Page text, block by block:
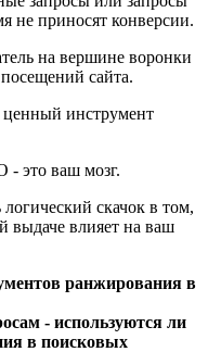
не приносят конверсии.
на вершине воронки
сайта.
инструмент
это ваш мозг.
скачок в том,
выдаче влияет на ваш
ранжирования в
- используются ли
в поисковых